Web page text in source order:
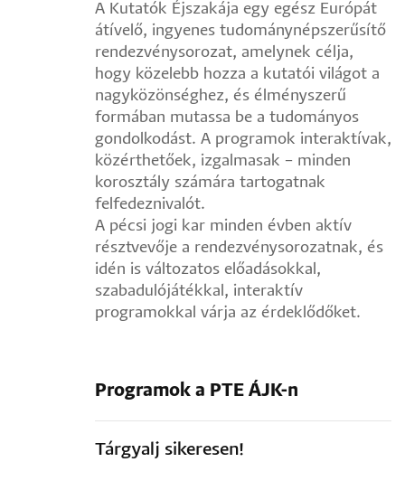
A Kutatók Éjszakája egy egész Európát
átívelő, ingyenes tudománynépszerűsítő
rendezvénysorozat, amelynek célja,
hogy közelebb hozza a kutatói világot a
nagyközönséghez, és élményszerű
formában mutassa be a tudományos
gondolkodást. A programok interaktívak,
közérthetőek, izgalmasak – minden
korosztály számára tartogatnak
felfedeznivalót.
A pécsi jogi kar minden évben aktív
résztvevője a rendezvénysorozatnak, és
idén is változatos előadásokkal,
szabadulójátékkal, interaktív
programokkal várja az érdeklődőket.
Programok a PTE ÁJK-n
Tárgyalj sikeresen!